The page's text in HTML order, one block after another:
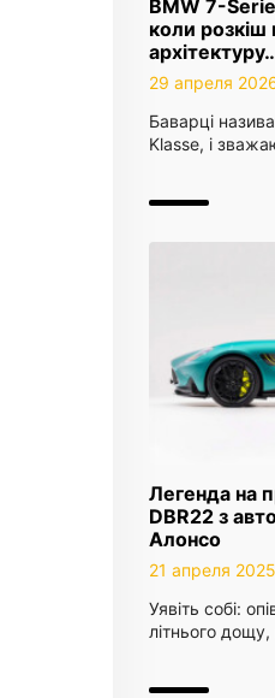
BMW 7-
коли
29 апреля
Баварці
Klasse, і
Легенда на
DBR22 з
Алонсо
21 апреля 2025
Уявіть собі:
літнього